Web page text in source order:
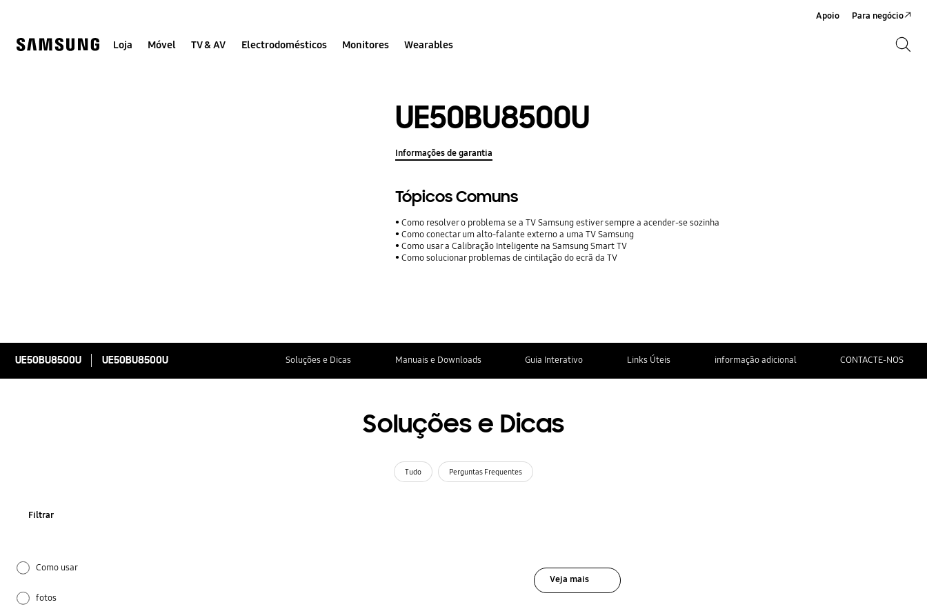
help
Loja Móvel TV & AV Electrodomésticos Monitores Wearables
Apoio Para negócio
UE50BU8500U
Informações de garantia
Tópicos Comuns
Como resolver o problema se a TV Samsung estiver sempre a acender-se sozinha
Como conectar um alto-falante externo a uma TV Samsung
Como usar a Calibração Inteligente na Samsung Smart TV
Como solucionar problemas de cintilação do ecrã da TV
UE50BU8500U UE50BU8500U Soluções e Dicas Manuais e Downloads Guia Interativo Links Úteis informação adicional CONTACTE-NOS
Soluções e Dicas
Tudo Perguntas Frequentes
Filtrar
Como usar
fotos
Veja mais